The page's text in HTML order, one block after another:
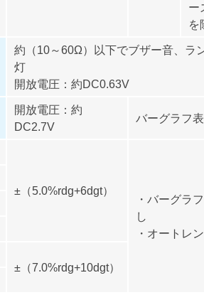
ー
を
約（10～60Ω）以下でブザー音、ラ
灯
開放電圧：約DC0.63V
開放電圧：約
DC2.7V
バーグラフ
±（5.0%rdg+6dgt）
・バーグラ
し
・オートレ
±（7.0%rdg+10dgt）